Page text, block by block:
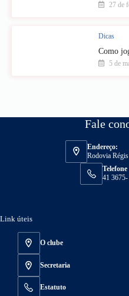
27 de
Dicas
Como
5 de
Fale
Endereço:
Rodovia
41
Link úteis
O clube
Secretaria
Estatuto